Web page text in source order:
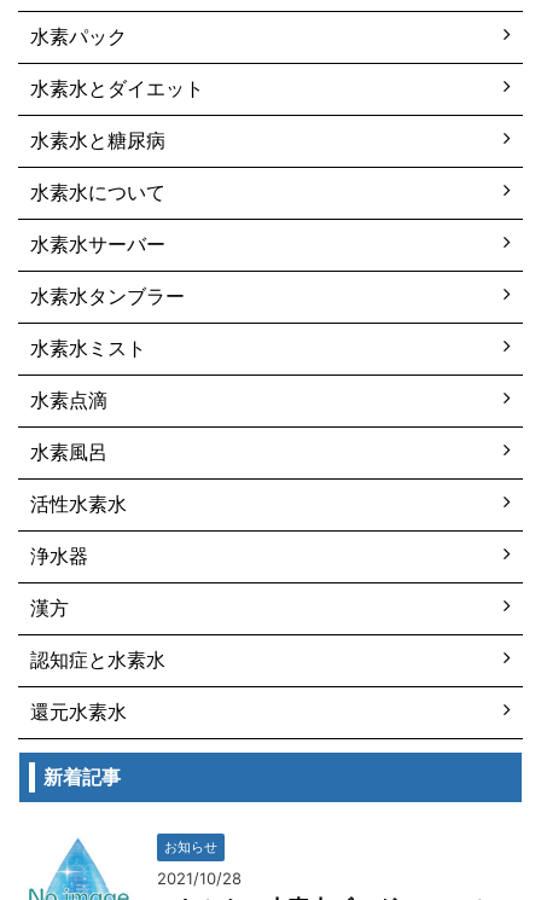
水素パック
水素水とダイエット
水素水と糖尿病
水素水について
水素水サーバー
水素水タンブラー
水素水ミスト
水素点滴
水素風呂
活性水素水
浄水器
漢方
認知症と水素水
還元水素水
新着記事
お知らせ
2021/10/28